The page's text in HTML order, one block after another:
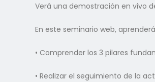
Verá una demostración en vivo
En este seminario web,
• Comprender los 3 pilares
• Realizar el seguimiento de la